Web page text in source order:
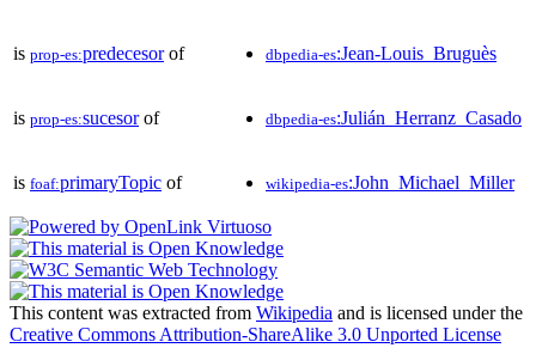
is prop-es:predecesorof dbpedia-es:Jean-Louis_Bruguès
is prop-es:sucesorof dbpedia-es:Julián_Herranz_Casado
is foaf:primaryTopic of wikipedia-es:John_Michael_Miller
This content was extracted from Wikipedia and is licensed under the
Creative Commons Attribution-ShareAlike 3.0 Unported License